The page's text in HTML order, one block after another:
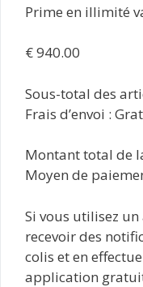
Prime en illimité
€ 940.00
Sous-total des
Frais d’envoi :
Montant total de
Moyen de
Si vous utilisez
recevoir des
colis et en
application